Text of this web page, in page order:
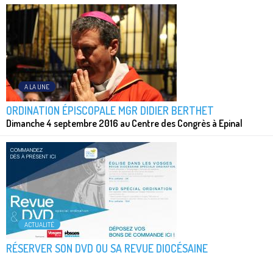
A LA UNE
ORDINATION ÉPISCOPALE MGR DIDIER BERTHET
Dimanche 4 septembre 2016 au Centre des Congrès à Epinal
ACTUALITÉ
RÉSERVER SON DVD OU SA REVUE DIOCÉSAINE